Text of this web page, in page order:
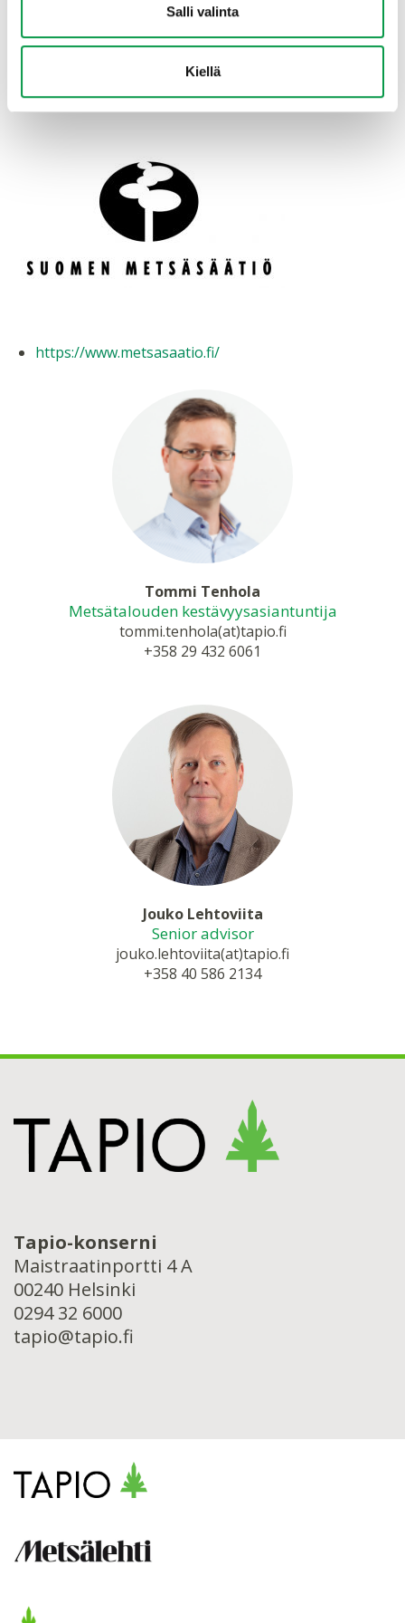
Salli valinta
Kiellä
https://www.metsasaatio.fi/
Tommi Tenhola
Metsätalouden kestävyysasiantuntija
tommi.tenhola(at)tapio.fi
+358 29 432 6061
Jouko Lehtoviita
Senior advisor
jouko.lehtoviita(at)tapio.fi
+358 40 586 2134
Tapio-konserni
Maistraatinportti 4 A
00240 Helsinki
0294 32 6000
tapio@tapio.fi